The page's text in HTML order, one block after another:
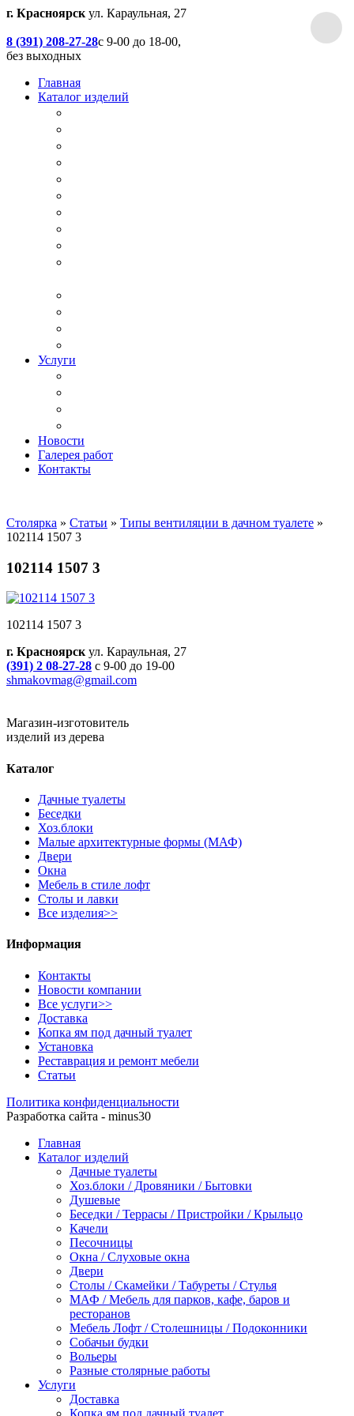
г. Красноярск ул. Караульная, 27
8 (391) 208-27-28с 9-00 до 18-00,
без выходных
Главная
Каталог изделий
Услуги
Новости
Галерея работ
Контакты
Столярка » Статьи » Типы вентиляции в дачном туалете »
102114 1507 3
102114 1507 3
102114 1507 3
г. Красноярскул. Караульная, 27
(391) 2 08-27-28 с 9-00 до 19-00
shmakovmag@gmail.com
Магазин-изготовитель
изделий из дерева
Каталог
Дачные туалеты
Беседки
Хоз.блоки
Малые архитектурные формы (МАФ)
Двери
Окна
Мебель в стиле лофт
Столы и лавки
Все изделия>>
Информация
Контакты
Новости компании
Все услуги>>
Доставка
Копка ям под дачный туалет
Установка
Реставрация и ремонт мебели
Статьи
Политика конфиденциальности
Разработка сайта - minus30
Главная
Каталог изделий
Дачные туалеты
Хоз.блоки / Дровяники / Бытовки
Душевые
Беседки / Террасы / Пристройки / Крыльцо
Качели
Песочницы
Окна / Слуховые окна
Двери
Столы / Скамейки / Табуреты / Стулья
МАФ / Мебель для парков, кафе, баров и
ресторанов
Мебель Лофт / Столешницы / Подоконники
Собачьи будки
Вольеры
Разные столярные работы
Услуги
Доставка
Копка ям под дачный туалет